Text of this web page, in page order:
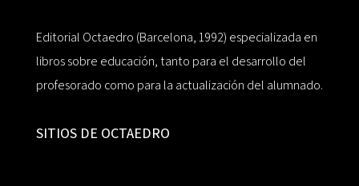
Editorial Octaedro (Barcelona, 1992) especializada en
libros sobre educación, tanto para el desarrollo del
profesorado como para la actualización del alumnado.
SITIOS DE OCTAEDRO